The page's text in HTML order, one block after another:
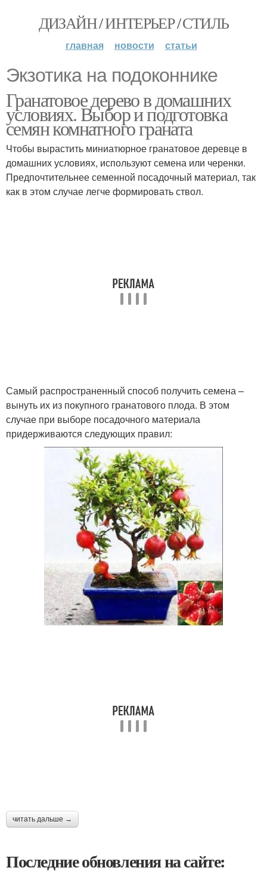
ДИЗАЙН / ИНТЕРЬЕР / СТИЛЬ
главная новости статьи
Экзотика на подоконнике
Гранатовое дерево в домашних
условиях. Выбор и подготовка
семян комнатного граната
Чтобы вырастить миниатюрное гранатовое деревце в
домашних условиях, используют семена или черенки.
Предпочтительнее семенной посадочный материал, так
как в этом случае легче формировать ствол.
Самый распространенный способ получить семена –
вынуть их из покупного гранатового плода. В этом
случае при выборе посадочного материала
придерживаются следующих правил:
читать дальше →
Последние обновления на сайте: